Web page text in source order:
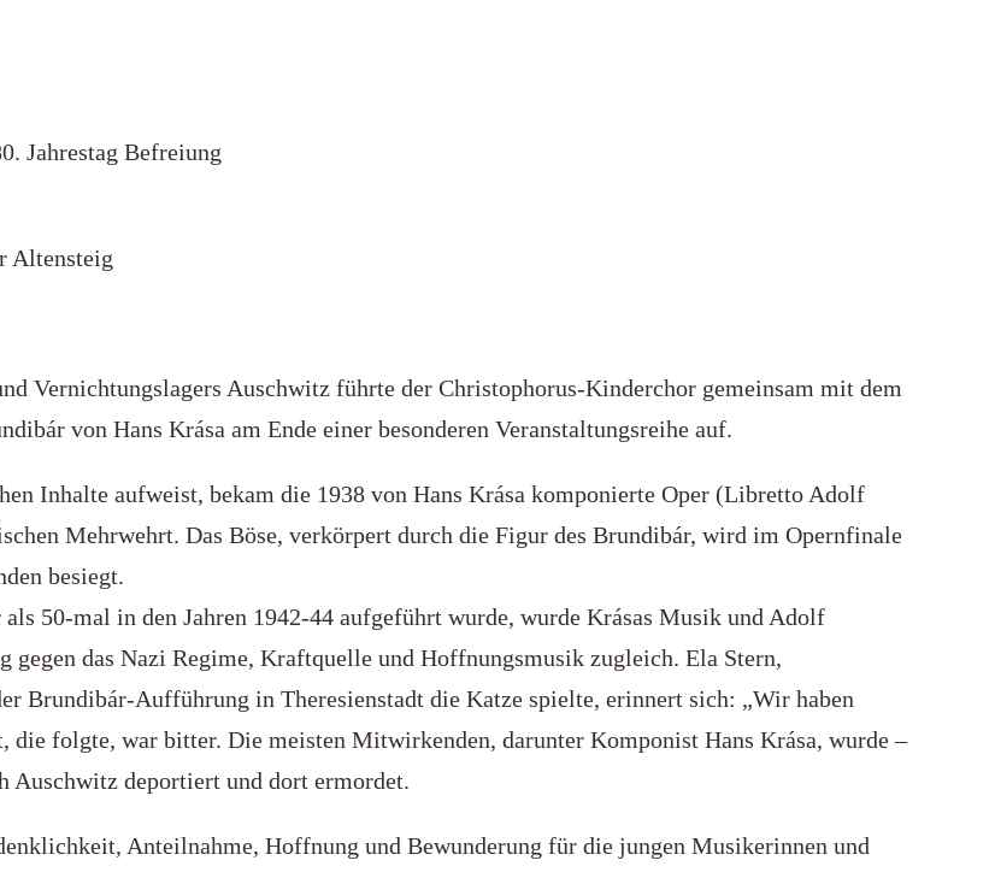
Jahrestag Befreiung
Altensteig
Vernichtungslagers Auschwitz führte der Christophorus-Kinderchor gemeinsam mit dem
von Hans Krása am Ende einer besonderen Veranstaltungsreihe auf.
Inhalte aufweist, bekam die 1938 von Hans Krása komponierte Oper (Libretto Adolf
Mehrwehrt. Das Böse, verkörpert durch die Figur des Brundibár, wird im Opernfinale
besiegt.
50-mal in den Jahren 1942-44 aufgeführt wurde, wurde Krásas Musik und Adolf
das Nazi Regime, Kraftquelle und Hoffnungsmusik zugleich. Ela Stern,
Brundibár-Aufführung in Theresienstadt die Katze spielte, erinnert sich: „Wir haben
die folgte, war bitter. Die meisten Mitwirkenden, darunter Komponist Hans Krása, wurde –
Auschwitz deportiert und dort ermordet.
Anteilnahme, Hoffnung und Bewunderung für die jungen Musikerinnen und